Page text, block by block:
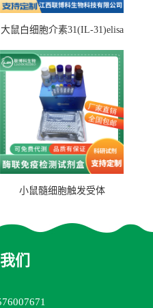
大鼠白细胞介素31(IL-31)elisa
小鼠髓细胞触发受体
们